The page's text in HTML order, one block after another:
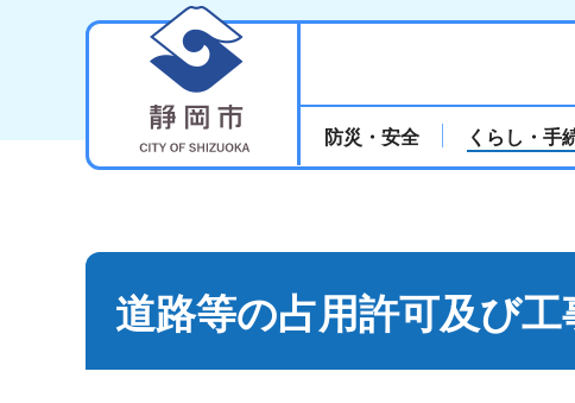
防災・安全 くらし・手
道路等の占用許可及び工